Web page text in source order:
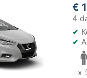
€
4
✔
✔
x